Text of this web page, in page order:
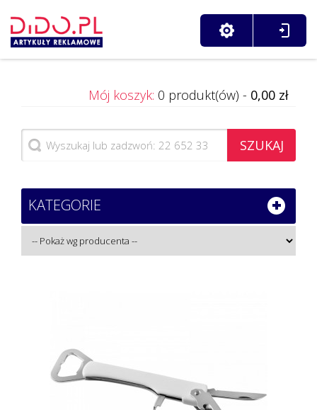
Mój koszyk: 0 produkt(ów) - 0,00 zł
SZUKAJ
KATEGORIE